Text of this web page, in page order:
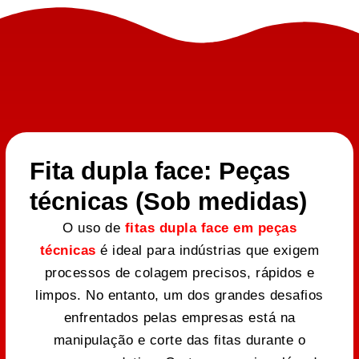
Fita dupla face: Peças
técnicas (Sob medidas)
O uso de fitas dupla face em peças
técnicas é ideal para indústrias que exigem
processos de colagem precisos, rápidos e
limpos. No entanto, um dos grandes desafios
enfrentados pelas empresas está na
manipulação e corte das fitas durante o